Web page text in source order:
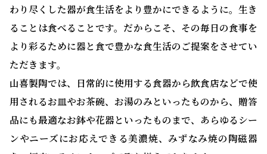
わり尽くした器が食生活をより豊かにできるように。生き
ることは食べることです。だからこそ、その毎日の食事を
より彩るために器と食で豊かな食生活のご提案をさせてい
ただきます。
山喜製陶では、日常的に使用する食器から飲食店などで使
用されるお皿やお茶碗、お湯のみといったものから、贈答
品にも最適なお鉢や花器といったものまで、あらゆるシー
ンやニーズにお応えできる美濃焼、みずなみ焼の陶磁器